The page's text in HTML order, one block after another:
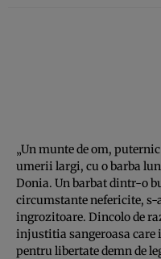
„Un munte de om,
umerii largi, cu o barba
Donia. Un barbat dintr-o
circumstante nefericite,
ingrozitoare. Dincolo de
injustitia sangeroasa care
pentru libertate demn de